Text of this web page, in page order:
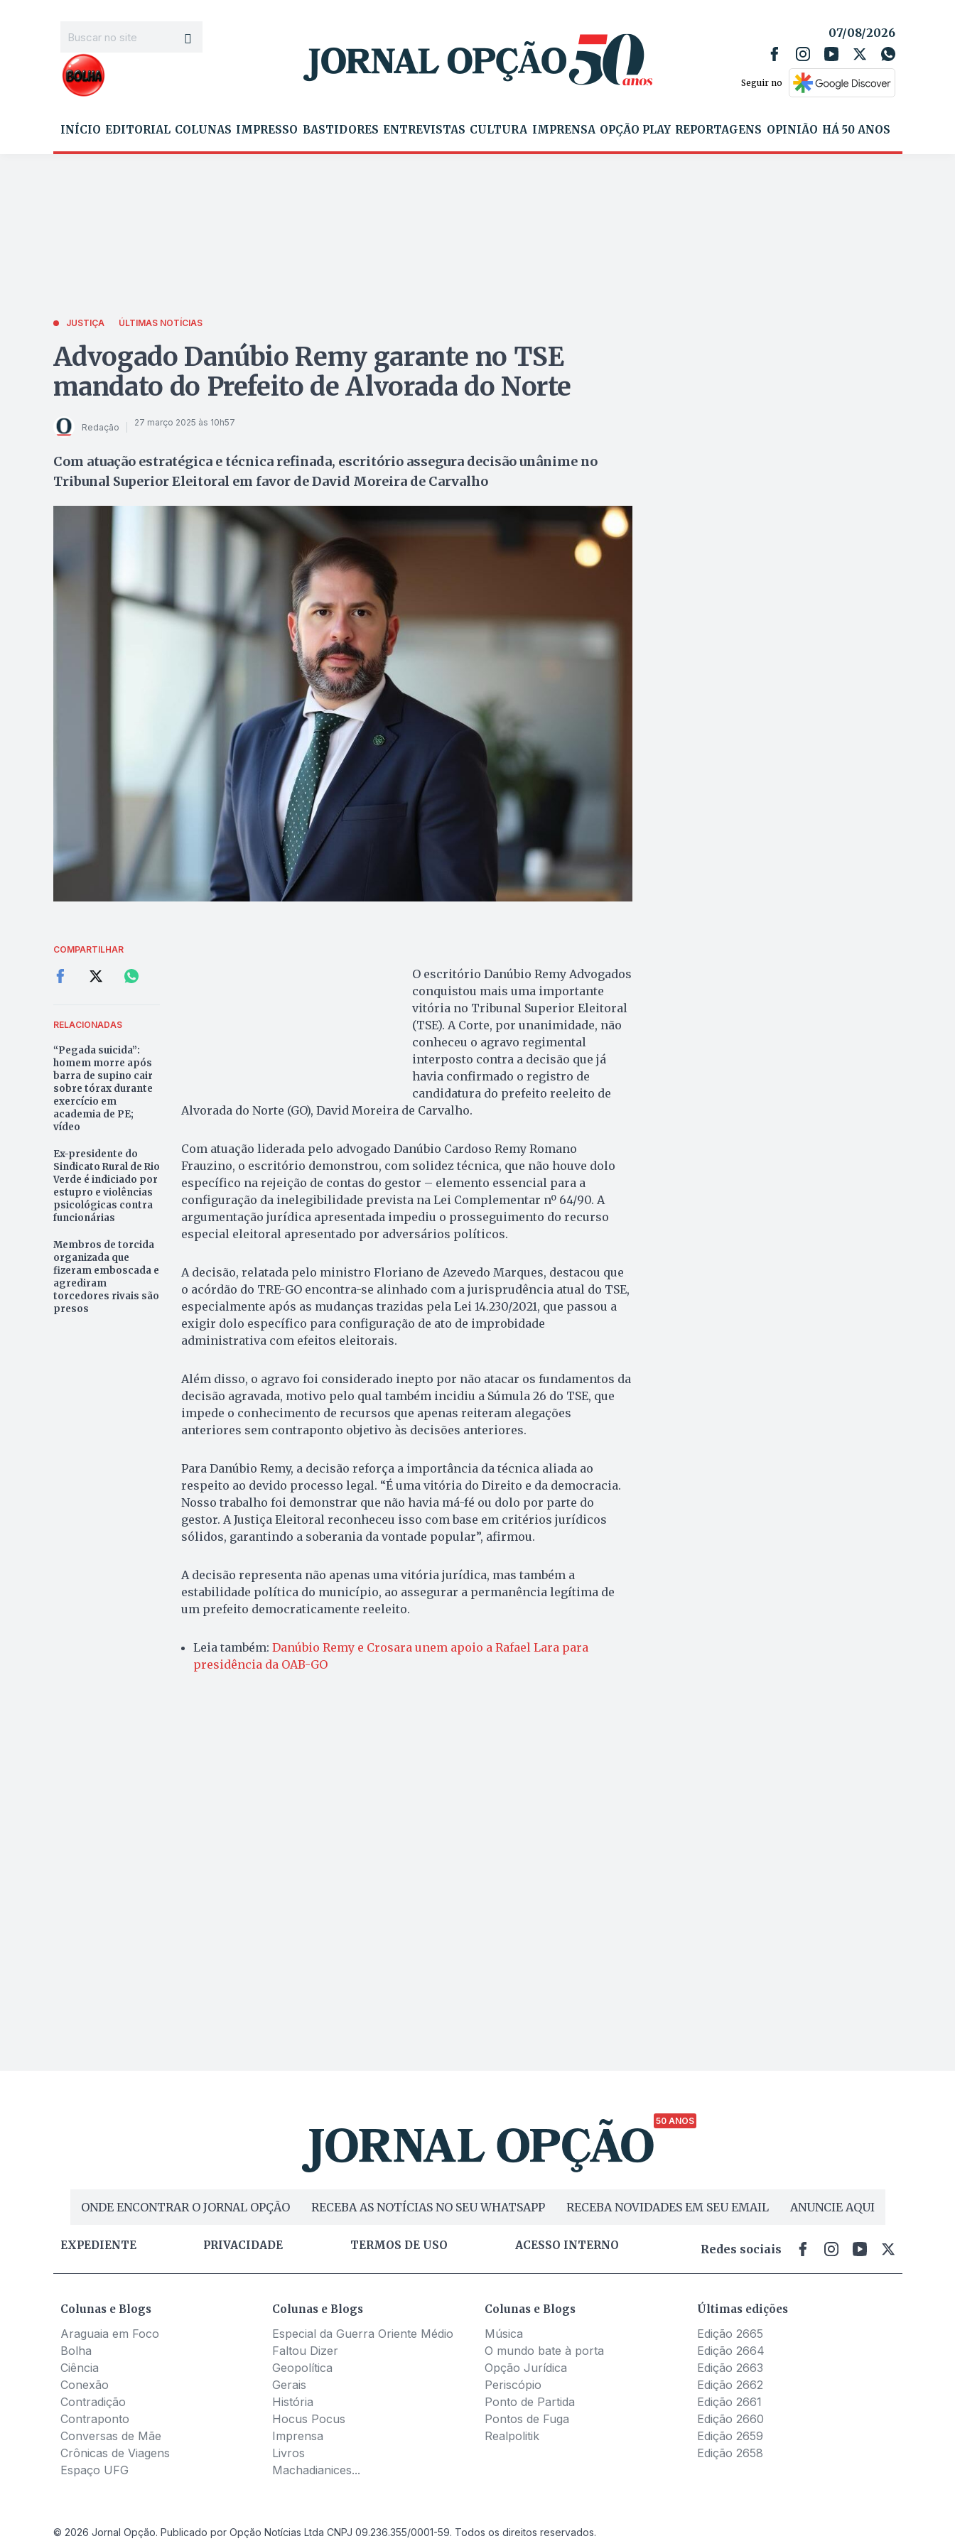
07/08/2026
Seguir no
INÍCIO EDITORIAL COLUNAS IMPRESSO BASTIDORES ENTREVISTAS CULTURA IMPRENSA OPÇÃO PLAY REPORTAGENS OPINIÃO HÁ 50 ANOS
JUSTIÇA ÚLTIMAS NOTÍCIAS
Advogado Danúbio Remy garante no TSE
mandato do Prefeito de Alvorada do Norte
Redação 27 março 2025 às 10h57
Com atuação estratégica e técnica refinada, escritório assegura decisão unânime no
Tribunal Superior Eleitoral em favor de David Moreira de Carvalho
COMPARTILHAR
RELACIONADAS
“Pegada suicida”:
homem morre após
barra de supino cair
sobre tórax durante
exercício em
academia de PE;
vídeo
Ex-presidente do
Sindicato Rural de Rio
Verde é indiciado por
estupro e violências
psicológicas contra
funcionárias
Membros de torcida
organizada que
fizeram emboscada e
agrediram
torcedores rivais são
presos
O escritório Danúbio Remy Advogados
conquistou mais uma importante
vitória no Tribunal Superior Eleitoral
(TSE). A Corte, por unanimidade, não
conheceu o agravo regimental
interposto contra a decisão que já
havia confirmado o registro de
candidatura do prefeito reeleito de
Alvorada do Norte (GO), David Moreira de Carvalho.
Com atuação liderada pelo advogado Danúbio Cardoso Remy Romano
Frauzino, o escritório demonstrou, com solidez técnica, que não houve dolo
específico na rejeição de contas do gestor – elemento essencial para a
configuração da inelegibilidade prevista na Lei Complementar nº 64/90. A
argumentação jurídica apresentada impediu o prosseguimento do recurso
especial eleitoral apresentado por adversários políticos.
A decisão, relatada pelo ministro Floriano de Azevedo Marques, destacou que
o acórdão do TRE-GO encontra-se alinhado com a jurisprudência atual do TSE,
especialmente após as mudanças trazidas pela Lei 14.230/2021, que passou a
exigir dolo específico para configuração de ato de improbidade
administrativa com efeitos eleitorais.
Além disso, o agravo foi considerado inepto por não atacar os fundamentos da
decisão agravada, motivo pelo qual também incidiu a Súmula 26 do TSE, que
impede o conhecimento de recursos que apenas reiteram alegações
anteriores sem contraponto objetivo às decisões anteriores.
Para Danúbio Remy, a decisão reforça a importância da técnica aliada ao
respeito ao devido processo legal. “É uma vitória do Direito e da democracia.
Nosso trabalho foi demonstrar que não havia má-fé ou dolo por parte do
gestor. A Justiça Eleitoral reconheceu isso com base em critérios jurídicos
sólidos, garantindo a soberania da vontade popular”, afirmou.
A decisão representa não apenas uma vitória jurídica, mas também a
estabilidade política do município, ao assegurar a permanência legítima de
um prefeito democraticamente reeleito.
Leia também: Danúbio Remy e Crosara unem apoio a Rafael Lara para
presidência da OAB-GO
50 ANOS
ONDE ENCONTRAR O JORNAL OPÇÃO RECEBA AS NOTÍCIAS NO SEU WHATSAPP RECEBA NOVIDADES EM SEU EMAIL ANUNCIE AQUI
EXPEDIENTE PRIVACIDADE TERMOS DE USO ACESSO INTERNO Redes sociais
Colunas e Blogs
Araguaia em Foco
Bolha
Ciência
Conexão
Contradição
Contraponto
Conversas de Mãe
Crônicas de Viagens
Espaço UFG
Colunas e Blogs
Especial da Guerra Oriente Médio
Faltou Dizer
Geopolítica
Gerais
História
Hocus Pocus
Imprensa
Livros
Machadianices...
Colunas e Blogs
Música
O mundo bate à porta
Opção Jurídica
Periscópio
Ponto de Partida
Pontos de Fuga
Realpolitik
Últimas edições
Edição 2665
Edição 2664
Edição 2663
Edição 2662
Edição 2661
Edição 2660
Edição 2659
Edição 2658
© 2026 Jornal Opção. Publicado por Opção Notícias Ltda CNPJ 09.236.355/0001-59. Todos os direitos reservados.